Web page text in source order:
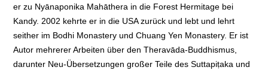
er zu Nyānaponika Mahāthera in die Forest Hermitage bei
Kandy. 2002 kehrte er in die USA zurück und lebt und lehrt
seither im Bodhi Monastery und Chuang Yen Monastery. Er ist
Autor mehrerer Arbeiten über den Theravāda-Buddhismus,
darunter Neu-Übersetzungen großer Teile des Suttapiṭaka und